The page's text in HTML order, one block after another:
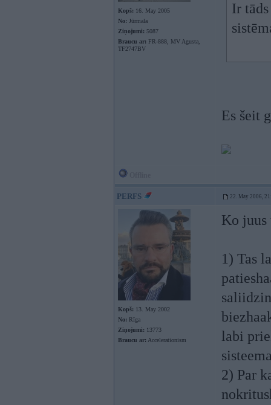
Kopš: 16. May 2005
No: Jūrmala
Ziņojumi: 5087
Braucu ar: FR-888, MV Agusta,
TF2747BV
Ir
Es šeit
PERFS 22. May 2006,
Kopš: 13. May 2002
No: Rīga
Ziņojumi: 13773
Braucu ar: Accelerationism
Ko juus
1) Tas
labi
2) Par